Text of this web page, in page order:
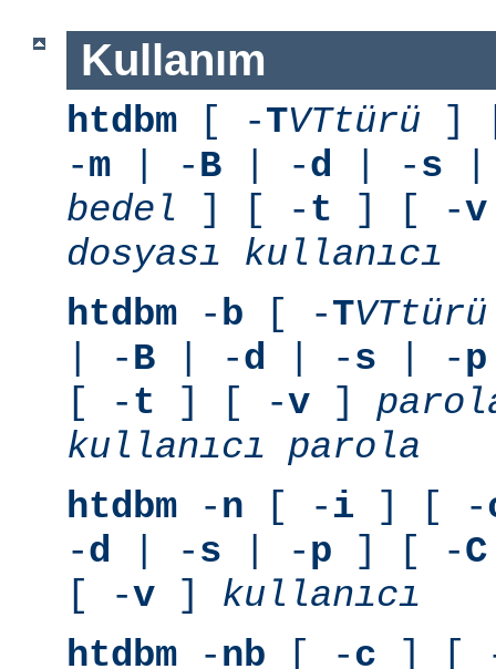
Kullanım
htdbm [ -TVTtürü ]
-m | -B | -d | -s
bedel ] [ -t ] [ -v
dosyası
kullanıcı
htdbm -b [ -TVTtürü
| -B | -d | -s | -p
[ -t ] [ -v ]
kullanıcı
parola
htdbm -n [ -i ] [ -
-d | -s | -p ] [ -C
[ -v ] kullanıcı
htdbm -nb [ -c ] [